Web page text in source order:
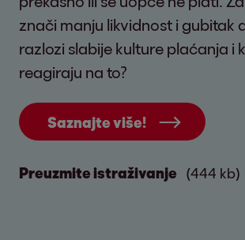
znači manju likvidnost i gubitak
razlozi slabije kulture plaćanja i
reagiraju na to?
Saznajte više!
Preuzmite istraživanje (444 kb)